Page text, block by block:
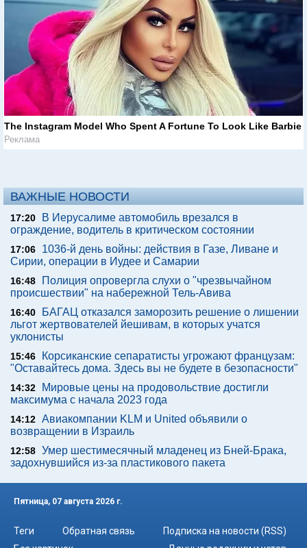
The Instagram Model Who Spent A Fortune To Look Like Barbie
Реклама
ВАЖНЫЕ НОВОСТИ
17:20
В Иерусалиме автомобиль врезался в
ограждение, водитель в критическом состоянии
17:06
1036-й день войны: действия в Газе, Ливане и
Сирии, операции в Иудее и Самарии
16:48
Полиция опровергла слухи о "чрезвычайном
происшествии" на набережной Тель-Авива
16:40
БАГАЦ отказался заморозить решение о лишении
льгот жертвователей йешивам, в которых учатся
уклонисты
15:46
Корсиканские сепаратисты угрожают французам:
"Оставайтесь дома. Здесь вы не будете в безопасности"
14:32
Мировые цены на продовольствие достигли
максимума с начала 2023 года
14:12 Авиакомпании KLM и United объявили о
возвращении в Израиль
12:58 Умер шестимесячный младенец из Бней-Брака,
задохнувшийся из-за пластикового пакета
Пятница, 07 августа 2026 г.
Теги Обратная связь
Подписка на новости (RSS)